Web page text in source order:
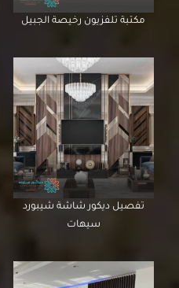
مكتبة تلفزيون رخيصة الجبيل
تفصيل ديكور شاشة شيبورد
سيهات